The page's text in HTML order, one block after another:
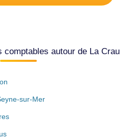
comptables autour de La Crau
sur-Mer